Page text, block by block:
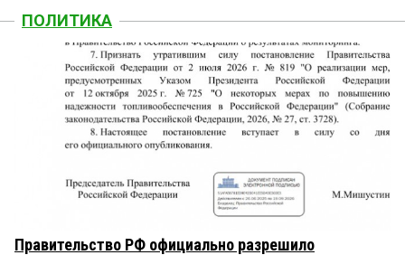
ПОЛИТИКА
Правительство РФ официально разрешило